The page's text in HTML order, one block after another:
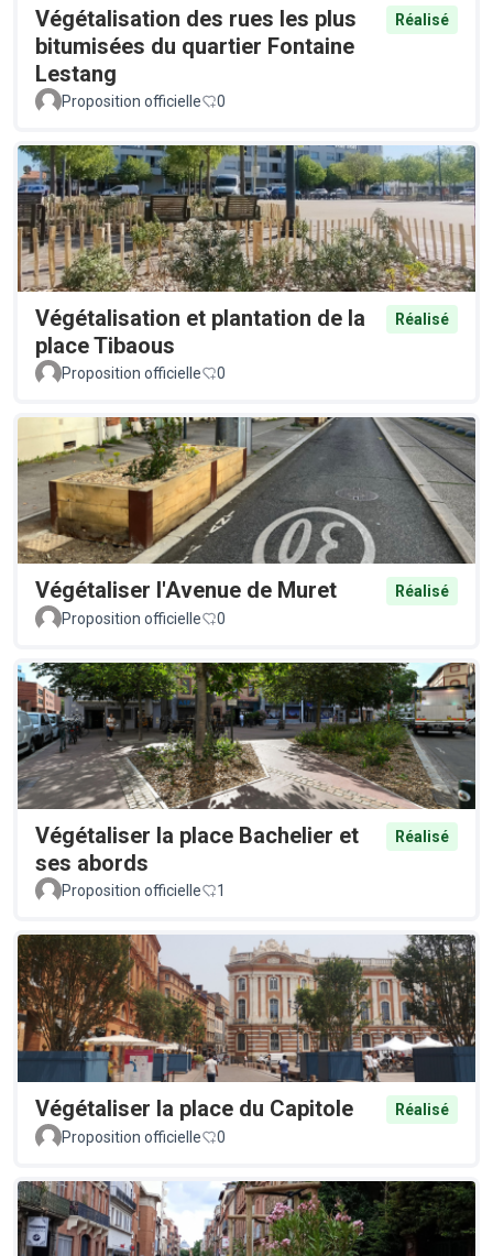
Végétalisation des rues les plus
bitumisées du quartier Fontaine
Lestang
Réalisé
Proposition officielle 0
Végétalisation et plantation de la
place Tibaous
Réalisé
Proposition officielle 0
Végétaliser l'Avenue de Muret
Réalisé
Proposition officielle
0
Végétaliser la place Bachelier et
ses abords
Réalisé
Proposition officielle 1
Végétaliser la place du Capitole
Réalisé
Proposition officielle
0